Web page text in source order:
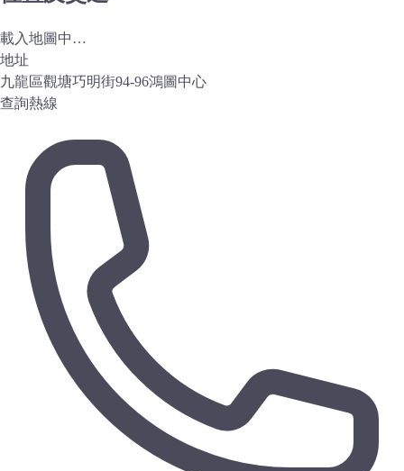
載入地圖中…
地址
九龍區觀塘巧明街94-96鴻圖中心
查詢熱線